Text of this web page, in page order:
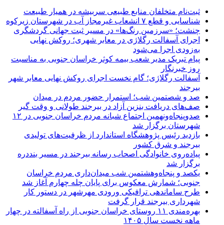
ثبت‌نام متخلفان منابع طبیعی سربیشه در همیار طبیعت
شناسایی و قطع ۷ انشعاب غیرمجاز آب در شهرستان زیرکوه
چنشت؛ «سرزمین رنگ‌ها» در مسیر ثبت جهانی گردشگری
اجرای آسفالت رگلاژی در معابر شهری؛ روکش نهایی
به‌زودی اجرا می‌شود
پیام تبریک مدیر شعب بیمه کوثر خراسان جنوبی به مناسبت
روز خبرنگار
آسفالت رگلاژی؛ گام نخست اجرای روکش نهایی معابر شهر
بیرجند
صد و شصتمین شب؛ استمرار حضور مردم در میدان
صف‌های دریافت بنزین آزاد در بیرجند طولانی و وقت گیر
صدوپنجاه‌ونهمین اجتماع شبانه مردم خراسان جنوبی در ۱۲
شهرستان برگزار شد
بازدید رئیس پژوهشگاه استاندارد از ظرفیت‌های تولیدی
بیرجند و شرق کشور
پیاده‌روی خانوادگی اصحاب رسانه بیرجند در مسیر بنددره
برگزار شد
یکصد و پنجاه‌وهشتمین شب میدان‌داری مردم خراسان
جنوبی؛ شمارش معکوس برای پایان چله چهارم آغاز شد
طرح ساماندهی ترافیکی ورودی مهرشهر در دستور کار
شهرداری بیرجند قرار گرفت
بهره‌مندی ۱۱ روستای خراسان جنوبی از راه آسفالته در چهار
ماهه نخست سال ۱۴۰۵